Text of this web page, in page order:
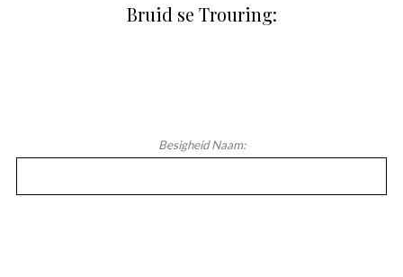
Bruid se Trouring:
Besigheid Naam: